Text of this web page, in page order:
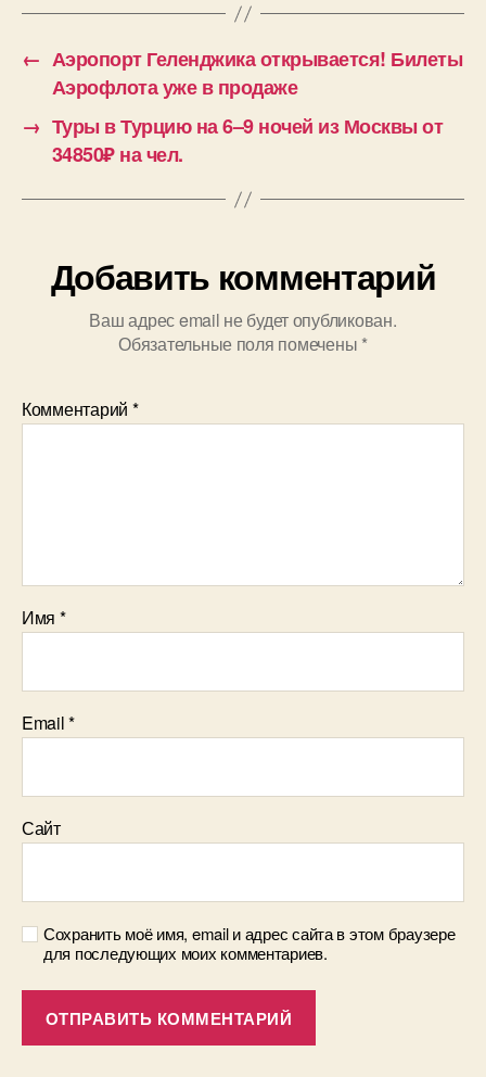
← Аэропорт Геленджика открывается! Билеты
Аэрофлота уже в продаже
→ Туры в Турцию на 6–9 ночей из Москвы от
34850₽ на чел.
Добавить комментарий
Ваш адрес email не будет опубликован.
Обязательные поля помечены *
Комментарий *
Имя *
Email*
Сайт
Сохранить моё имя, email и адрес сайта в этом браузере
для последующих моих комментариев.